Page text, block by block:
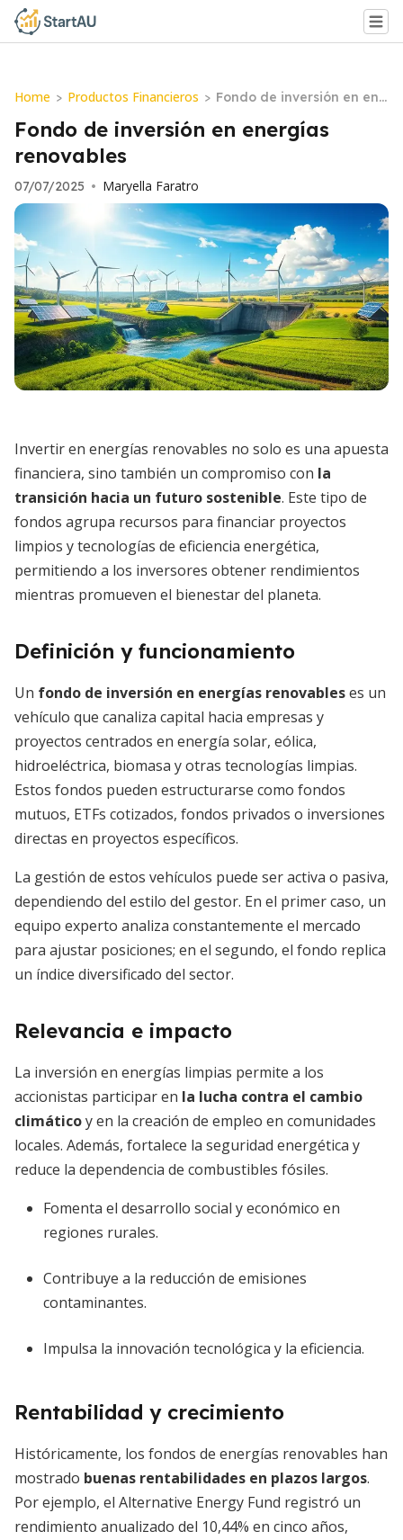
Home > Productos Financieros > Fondo de inversión en ene
rgías renovables
Fondo de inversión en energías
renovables
07/07/2025 • Maryella Faratro
Invertir en energías renovables no solo es una apuesta
financiera, sino también un compromiso con la
transición hacia un futuro sostenible. Este tipo de
fondos agrupa recursos para financiar proyectos
limpios y tecnologías de eficiencia energética,
permitiendo a los inversores obtener rendimientos
mientras promueven el bienestar del planeta.
Definición y funcionamiento
Un fondo de inversión en energías renovableses un
vehículo que canaliza capital hacia empresas y
proyectos centrados en energía solar, eólica,
hidroeléctrica, biomasa y otras tecnologías limpias.
Estos fondos pueden estructurarse como fondos
mutuos, ETFs cotizados, fondos privados o inversiones
directas en proyectos específicos.
La gestión de estos vehículos puede ser activa o pasiva,
dependiendo del estilo del gestor. En el primer caso, un
equipo experto analiza constantemente el mercado
para ajustar posiciones; en el segundo, el fondo replica
un índice diversificado del sector.
Relevancia e impacto
La inversión en energías limpias permite a los
accionistas participar en la lucha contra el cambio
climáticoy en la creación de empleo en comunidades
locales. Además, fortalece la seguridad energética y
reduce la dependencia de combustibles fósiles.
Fomenta el desarrollo social y económico en
regiones rurales.
Contribuye a la reducción de emisiones
contaminantes.
Impulsa la innovación tecnológica y la eficiencia.
Rentabilidad y crecimiento
Históricamente, los fondos de energías renovables han
mostrado buenas rentabilidades en plazos largos.
Por ejemplo, el Alternative Energy Fund registró un
rendimiento anualizado del 10,44% en cinco años,